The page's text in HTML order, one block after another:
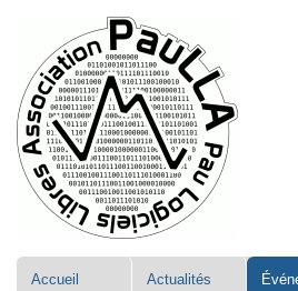
contenu.
Aller
à
la
navigation
Accueil Actualités